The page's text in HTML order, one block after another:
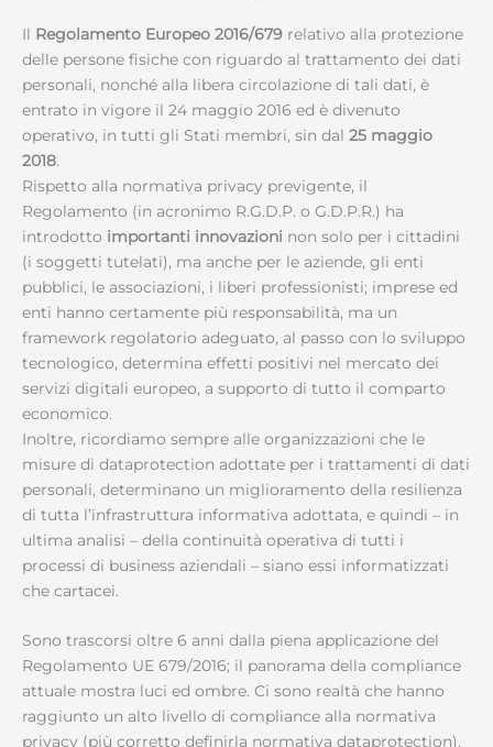
Il Regolamento Europeo 2016/679 relativo alla protezione
delle persone fisiche con riguardo al trattamento dei dati
personali, nonché alla libera circolazione di tali dati, è
entrato in vigore il 24 maggio 2016 ed è divenuto
operativo, in tutti gli Stati membri, sin dal 25 maggio
2018.
Rispetto alla normativa privacy previgente, il
Regolamento (in acronimo R.G.D.P. o G.D.P.R.) ha
introdotto importanti innovazioni non solo per i cittadini
(i soggetti tutelati), ma anche per le aziende, gli enti
pubblici, le associazioni, i liberi professionisti; imprese ed
enti hanno certamente più responsabilità, ma un
framework regolatorio adeguato, al passo con lo sviluppo
tecnologico, determina effetti positivi nel mercato dei
servizi digitali europeo, a supporto di tutto il comparto
economico.
Inoltre, ricordiamo sempre alle organizzazioni che le
misure di dataprotection adottate per i trattamenti di dati
personali, determinano un miglioramento della resilienza
di tutta l’infrastruttura informativa adottata, e quindi – in
ultima analisi – della continuità operativa di tutti i
processi di business aziendali – siano essi informatizzati
che cartacei.
Sono trascorsi oltre 6 anni dalla piena applicazione del
Regolamento UE 679/2016; il panorama della compliance
attuale mostra luci ed ombre. Ci sono realtà che hanno
raggiunto un alto livello di compliance alla normativa
privacy (più corretto definirla normativa dataprotection),